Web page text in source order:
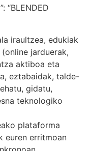
“BLENDED
iraultzea, edukiak
jarduerak,
aktiboa eta
eztabaidak, talde-
gidatu,
teknologiko
plataforma
euren erritmoan